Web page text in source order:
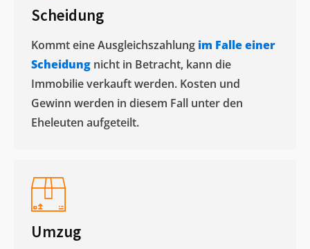
Scheidung
Kommt eine Ausgleichszahlung im Falle einer
Scheidung nicht in Betracht, kann die
Immobilie verkauft werden. Kosten und
Gewinn werden in diesem Fall unter den
Eheleuten aufgeteilt.​
Umzug